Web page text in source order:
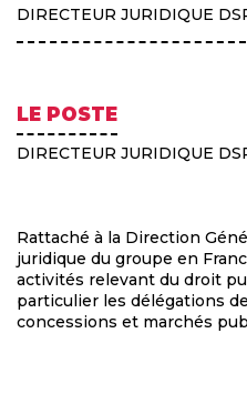
DIRECTEUR JURIDIQUE
LE POSTE
DIRECTEUR JURIDIQUE
Rattaché à la Direction
juridique du groupe en
activités relevant du droit
particulier les délégations
concessions et marchés